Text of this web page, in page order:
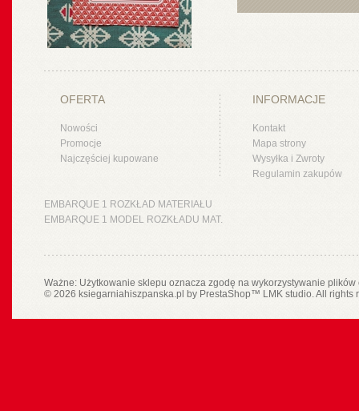
OFERTA
Nowości
Promocje
Najczęściej kupowane
INFORMACJE
Kontakt
Mapa strony
Wysyłka i Zwroty
Regulamin zakupów
EMBARQUE 1 ROZKŁAD MATERIAŁU
EMBARQUE 1 MODEL ROZKŁADU MAT.
Ważne: Użytkowanie sklepu oznacza zgodę na wykorzystywanie
© 2026 ksiegarniahiszpanska.pl by PrestaShop™ LMK studio. All rights